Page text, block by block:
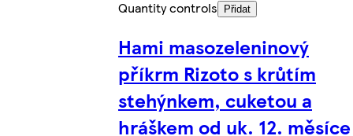
Quantity controls
Přidat
Hami masozeleninový
příkrm Rizoto s krůtím
stehýnkem, cuketou a
hráškem od uk. 12. měsíce